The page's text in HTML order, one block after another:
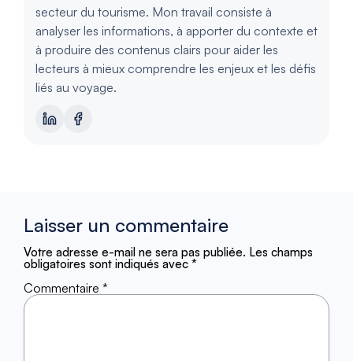
secteur du tourisme. Mon travail consiste à
analyser les informations, à apporter du contexte et
à produire des contenus clairs pour aider les
lecteurs à mieux comprendre les enjeux et les défis
liés au voyage.
Laisser un commentaire
Votre adresse e-mail ne sera pas publiée. Les champs
obligatoires sont indiqués avec *
Commentaire *